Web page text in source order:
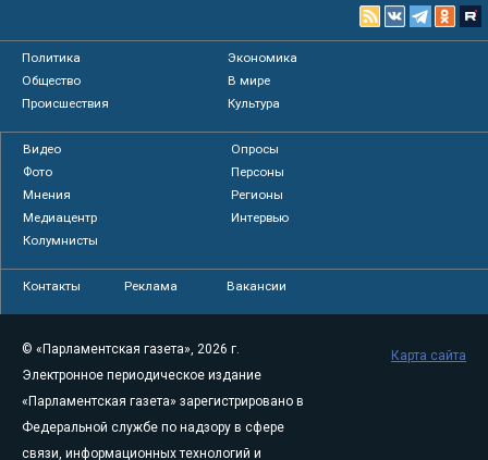
Политика
Экономика
Общество
В мире
Происшествия
Культура
Видео
Опросы
Фото
Персоны
Мнения
Регионы
Медиацентр
Интервью
Колумнисты
Контакты Реклама Вакансии
© «Парламентская газета», 2026 г.
Электронное периодическое издание
«Парламентская газета» зарегистрировано в
Федеральной службе по надзору в сфере
связи, информационных технологий и
Карта сайта